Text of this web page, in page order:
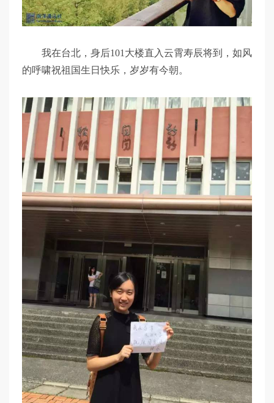
我在台北，身后101大楼直入云霄寿辰将到，如风
的呼啸祝祖国生日快乐，岁岁有今朝。